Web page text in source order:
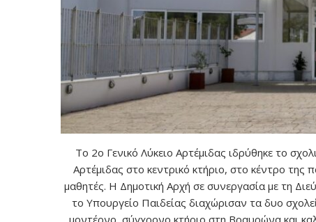
Το 2ο Γενικό Λύκειο Αρτέμιδας ιδρύθηκε το
Αρτέμιδας στο κεντρικό κτήριο, στο κέντρο
μαθητές. Η Δημοτική Αρχή σε συνεργασία με τη
το Υπουργείο Παιδείας διαχώρισαν τα δυο